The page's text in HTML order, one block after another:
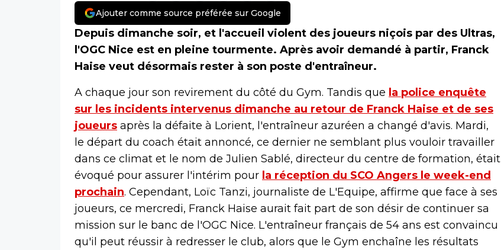
Ajouter comme source préférée sur Google
Depuis dimanche soir, et l'accueil violent des joueurs niçois par des Ultras,
l'OGC Nice est en pleine tourmente. Après avoir demandé à partir, Franck
Haise veut désormais rester à son poste d'entraîneur.
A chaque jour son revirement du côté du Gym. Tandis que la police enquête
sur les incidents intervenus dimanche au retour de Franck Haise et de ses
joueurs après la défaite à Lorient, l'entraîneur azuréen a changé d'avis. Mardi,
le départ du coach était annoncé, ce dernier ne semblant plus vouloir travailler
dans ce climat et le nom de Julien Sablé, directeur du centre de formation, était
évoqué pour assurer l'intérim pour la réception du SCO Angers le week-end
prochain. Cependant, Loïc Tanzi, journaliste de L'Equipe, affirme que face à ses
joueurs, ce mercredi, Franck Haise aurait fait part de son désir de continuer sa
mission sur le banc de l'OGC Nice. L'entraîneur français de 54 ans est convaincu
qu'il peut réussir à redresser le club, alors que le Gym enchaîne les résultats